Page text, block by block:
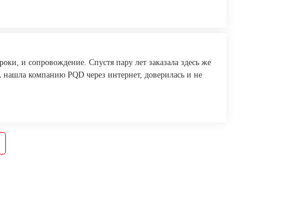
и сопровождение. Спустя пару лет заказала здесь же
компанию PQD через интернет, доверилась и не